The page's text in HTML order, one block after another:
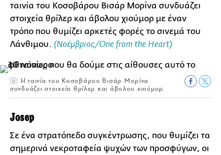
ταινία του Κοσοβάρου Βισάρ Μορίνα συνδυάζει
στοιχεία θρίλερ και άβολου χιούμορ με έναν
τρόπο που θυμίζει αρκετές φορές το σινεμά του
Λάνθιμου. (Νοέμβριος/One from the Heart)
Η ταινία του Κοσοβάρου Βισάρ Μορίνα
συνδυάζει στοιχεία θρίλερ και άβολου χιούμορ.
Josep
Σε ένα στρατόπεδο συγκέντρωσης, που θυμίζει τα
σημερινά νεκροταφεία ψυχών των προσφύγων, οι